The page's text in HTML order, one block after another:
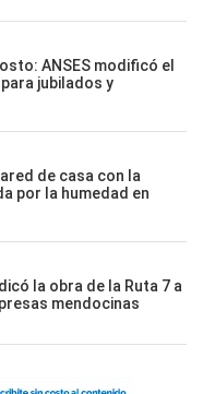
ANSES modificó el
jubilados y
de casa con la
por la humedad en
la obra de la Ruta 7 a
mendocinas